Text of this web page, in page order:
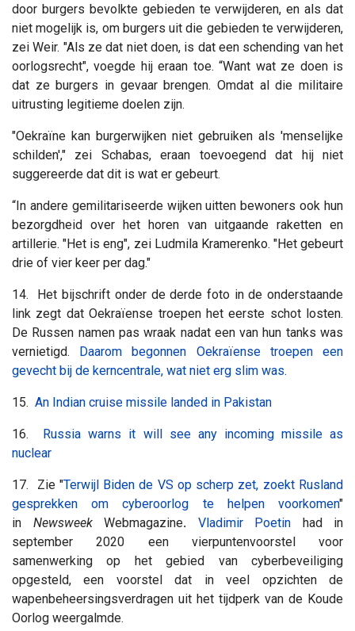
door burgers bevolkte gebieden te verwijderen, en als dat
niet mogelijk is, om burgers uit die gebieden te verwijderen,
zei Weir. "Als ze dat niet doen, is dat een schending van het
oorlogsrecht", voegde hij eraan toe. “Want wat ze doen is
dat ze burgers in gevaar brengen. Omdat al die militaire
uitrusting legitieme doelen zijn.
"Oekraïne kan burgerwijken niet gebruiken als 'menselijke
schilden'," zei Schabas, eraan toevoegend dat hij niet
suggereerde dat dit is wat er gebeurt.
“In andere gemilitariseerde wijken uitten bewoners ook hun
bezorgdheid over het horen van uitgaande raketten en
artillerie. "Het is eng", zei Ludmila Kramerenko. "Het gebeurt
drie of vier keer per dag."
14. Het bijschrift onder de derde foto in de onderstaande
link zegt dat Oekraïense troepen het eerste schot losten.
De Russen namen pas wraak nadat een van hun tanks was
vernietigd. Daarom begonnen Oekraïense troepen een
gevecht bij de kerncentrale, wat niet erg slim was.
15. An Indian cruise missile landed in Pakistan
16. Russia warns it will see any incoming missile as
nuclear
17. Zie "Terwijl Biden de VS op scherp zet, zoekt Rusland
gesprekken om cyberoorlog te helpen voorkomen"
in Newsweek Webmagazine. Vladimir Poetin had in
september 2020 een vierpuntenvoorstel voor
samenwerking op het gebied van cyberbeveiliging
opgesteld, een voorstel dat in veel opzichten de
wapenbeheersingsverdragen uit het tijdperk van de Koude
Oorlog weergalmde.